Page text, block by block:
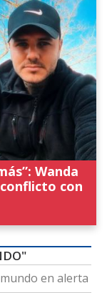
Wanda
con
en alerta